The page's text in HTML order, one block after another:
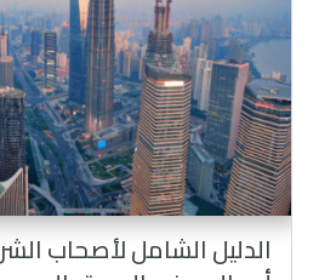
الدليل الشامل لأصحاب